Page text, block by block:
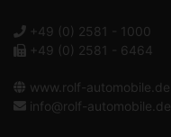
+49 (0) 2581 - 1000
+49 (0) 2581 - 6464
www.rolf-automobile.de
info@rolf-automobile.de